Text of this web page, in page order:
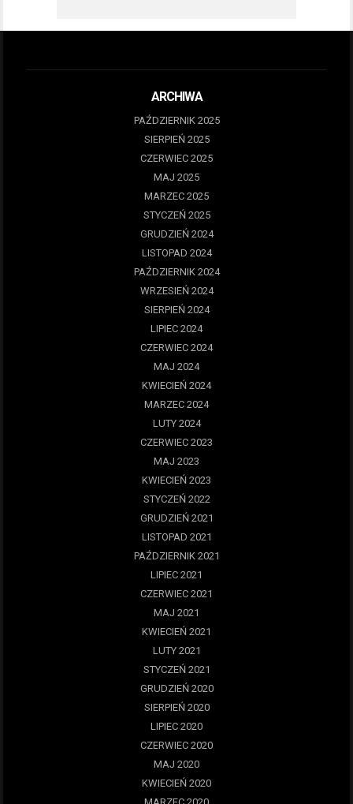
ARCHIWA
PAŹDZIERNIK 2025
SIERPIEŃ 2025
CZERWIEC 2025
MAJ 2025
MARZEC 2025
STYCZEŃ 2025
GRUDZIEŃ 2024
LISTOPAD 2024
PAŹDZIERNIK 2024
WRZESIEŃ 2024
SIERPIEŃ 2024
LIPIEC 2024
CZERWIEC 2024
MAJ 2024
KWIECIEŃ 2024
MARZEC 2024
LUTY 2024
CZERWIEC 2023
MAJ 2023
KWIECIEŃ 2023
STYCZEŃ 2022
GRUDZIEŃ 2021
LISTOPAD 2021
PAŹDZIERNIK 2021
LIPIEC 2021
CZERWIEC 2021
MAJ 2021
KWIECIEŃ 2021
LUTY 2021
STYCZEŃ 2021
GRUDZIEŃ 2020
SIERPIEŃ 2020
LIPIEC 2020
CZERWIEC 2020
MAJ 2020
KWIECIEŃ 2020